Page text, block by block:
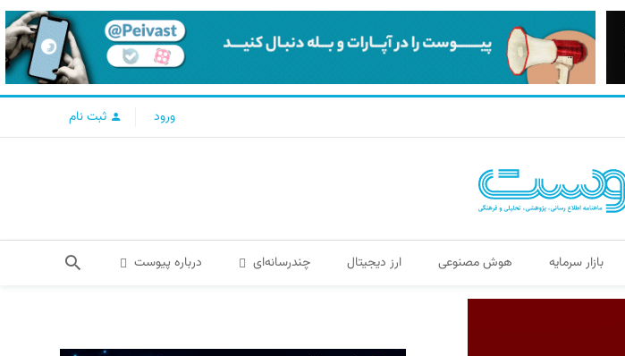
ورود ثبت نام
بازار سرمایه هوش مصنوعی ارز دیجیتال چندرسانه‌ای درباره پیوست